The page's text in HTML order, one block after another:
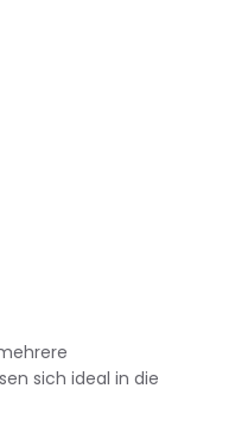
sich ideal in die